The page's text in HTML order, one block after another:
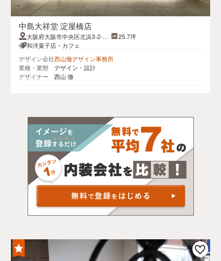
中島大祥堂 淀屋橋店
大阪府大阪市中央区北浜3-2-23
新・大阪信愛ビル1F
25.7坪
和洋菓子店・カフェ
デザイン会社西山徹デザイン事務所
業種・業態
デザイン・設計
デザイナー
西山 徹